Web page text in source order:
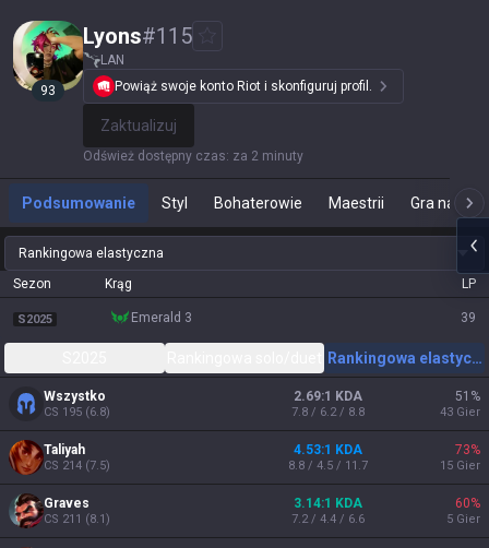
93
Lyons#115
LAN
Powiąż swoje konto Riot i skonfiguruj profil.
Zaktualizuj
Odśwież dostępny czas: za 2 minuty
Podsumowanie Styl Bohaterowie Maestrii Gra na
Rankingowa elastyczna
Sezon
Krąg LP
S2025 emerald 3 39
Rankingowa
Wszystko
CS 195 (6.8)
2.69:1 KDA
7.8 / 6.2 / 8.8
51 %
43 Gier
Taliyah
CS 214 (7.5)
4.53:1 KDA
8.8 / 4.5 / 11.7
73%
15 Gier
Graves
CS 211 (8.1)
3.14:1 KDA
7.2 / 4.4 / 6.6
60%
5 Gier